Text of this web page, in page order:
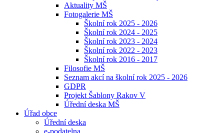
Aktuality MŠ
Fotogalerie MŠ
Školní rok 2025 - 2026
Školní rok 2024 - 2025
Školní rok 2023 - 2024
Školní rok 2022 - 2023
Školní rok 2016 - 2017
Filosofie MŠ
Seznam akcí na školní rok 2025 - 2026
GDPR
Projekt Šablony Rakov V
Úřední deska MŠ
Úřad obce
Úřední deska
e-podatelna